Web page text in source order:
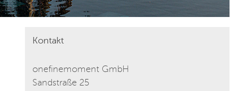
Kontakt
onefinemoment GmbH
Sandstraße 25